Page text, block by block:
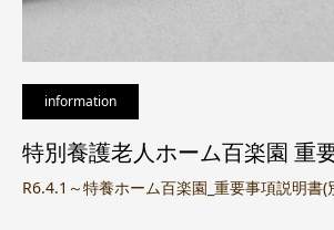
information
特別養護老人ホーム百楽園 重
R6.4.1～特養ホーム百楽園_重要事項説明書(